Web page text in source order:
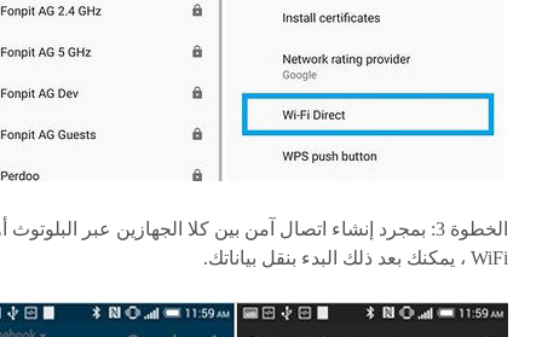
الخطوة 3:
بمجرد إنشاء اتصال آمن بين كلا الجهازين عبر البلوتوث
WiFi ، يمكنك بعد ذلك البدء بنقل بياناتك.